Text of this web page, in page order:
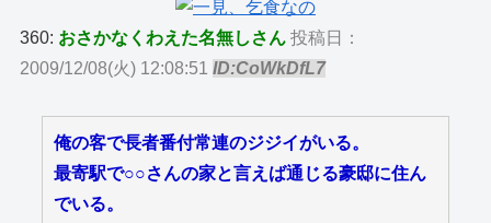
360: おさかなくわえた名無しさん 投稿日：
2009/12/08(火) 12:08:51ID:CoWkDfL7
俺の客で長者番付常連のジジイがいる。
最寄駅で○○さんの家と言えば通じる豪邸に住ん
でいる。